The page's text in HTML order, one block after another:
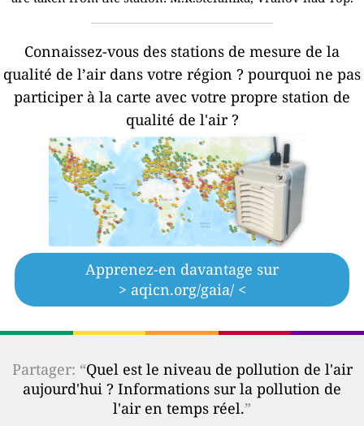
Connaissez-vous des stations de mesure de la
qualité de l’air dans votre région ? pourquoi ne pas
participer à la carte avec votre propre station de
qualité de l'air ?
Apprenez-en davantage sur
> aqicn.org/gaia/ <
Partager: “Quel est le niveau de pollution de l'air
aujourd'hui ? Informations sur la pollution de
l'air en temps réel.”